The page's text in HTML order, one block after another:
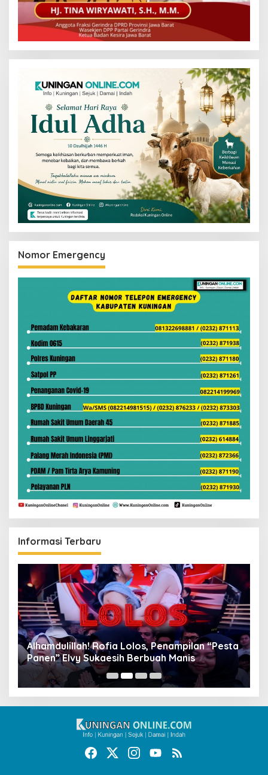
Nomor Emergency
Informasi Terbaru
Alhamdulillah! Rofia Lolos, Penampilan “Pesta
Panen” Elvy Sukaesih Berbuah Manis